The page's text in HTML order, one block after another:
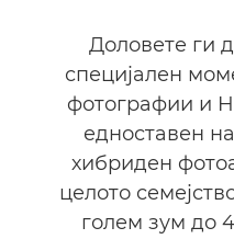
Доловете ги
специјален
фотографии и
едноставен
хибриден
целото
голем зум до